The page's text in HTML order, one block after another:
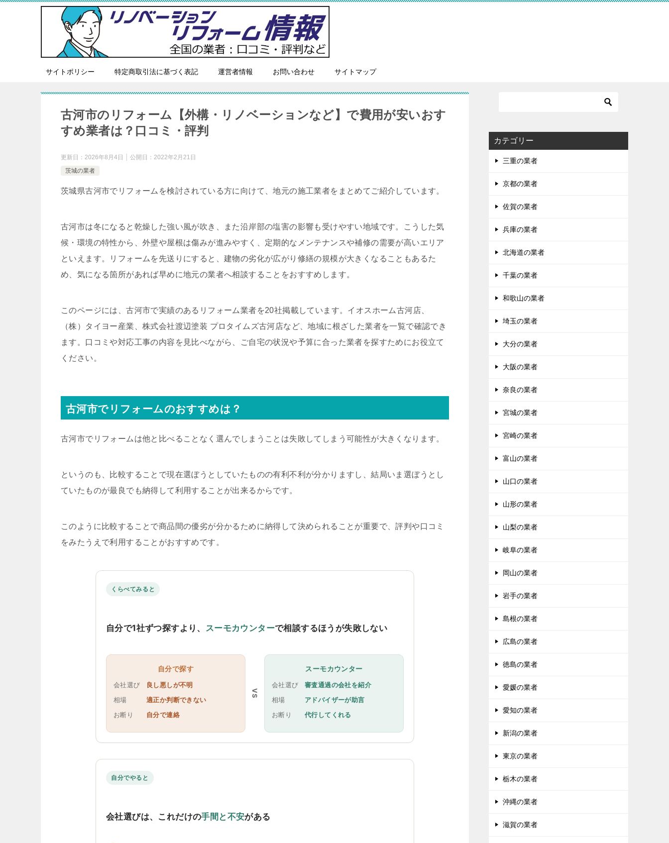
サイトポリシー 特定商取引法に基づく表記 運営者情報 お問い合わせ サイトマップ
古河市のリフォーム【外構・リノベーションなど】で費用が安いおす
すめ業者は？口コミ・評判
更新日： 2026年8月4日 公開日： 2022年2月21日
茨城の業者
茨城県古河市でリフォームを検討されている方に向けて、地元の施工業者をまとめてご紹介しています。
古河市は冬になると乾燥した強い風が吹き、また沿岸部の塩害の影響も受けやすい地域です。こうした気
候・環境の特性から、外壁や屋根は傷みが進みやすく、定期的なメンテナンスや補修の需要が高いエリア
といえます。リフォームを先送りにすると、建物の劣化が広がり修繕の規模が大きくなることもあるた
め、気になる箇所があれば早めに地元の業者へ相談することをおすすめします。
このページには、古河市で実績のあるリフォーム業者を20社掲載しています。イオスホーム古河店、
（株）タイヨー産業、株式会社渡辺塗装 プロタイムズ古河店など、地域に根ざした業者を一覧で確認でき
ます。口コミや対応工事の内容を見比べながら、ご自宅の状況や予算に合った業者を探すためにお役立て
ください。
古河市でリフォームのおすすめは？
古河市でリフォームは他と比べることなく選んでしまうことは失敗してしまう可能性が大きくなります。
というのも、比較することで現在選ぼうとしていたものの有利不利が分かりますし、結局いま選ぼうとし
ていたものが最良でも納得して利用することが出来るからです。
このように比較することで商品間の優劣が分かるために納得して決められることが重要で、評判や口コミ
をみたうえで利用することがおすすめです。
くらべてみると
自分で1社ずつ探すより、 スーモカウンターで相談するほうが失敗しない
自分で探す
会社選び
良し悪しが不明
相場
適正か判断できない
お断り
自分で連絡
VS
スーモカウンター
会社選び
審査通過の会社を紹介
相場
アドバイザーが助言
お断り
代行してくれる
自分でやると
会社選びは、これだけの手間と不安がある
カテゴリー
三重の業者
京都の業者
佐賀の業者
兵庫の業者
北海道の業者
千葉の業者
和歌山の業者
埼玉の業者
大分の業者
大阪の業者
奈良の業者
宮城の業者
宮崎の業者
富山の業者
山口の業者
山形の業者
山梨の業者
岐阜の業者
岡山の業者
岩手の業者
島根の業者
広島の業者
徳島の業者
愛媛の業者
愛知の業者
新潟の業者
東京の業者
栃木の業者
沖縄の業者
滋賀の業者